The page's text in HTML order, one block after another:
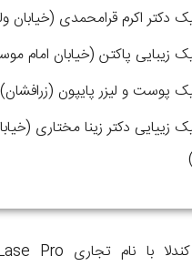
دکتر اکرم قرامحمدی (خیابان
زیبایی پاکتن (خیابان امام
پوست و لیزر پایپون (زرافشان)
زییایی دکتر زینا مختاری